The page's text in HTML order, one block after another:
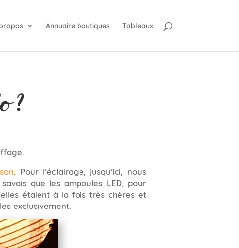
Annuaire boutiques Tableaux
?
. Pour l’éclairage, jusqu’ici, nous
que les ampoules LED, pour
étaient à la fois très chères et
exclusivement.